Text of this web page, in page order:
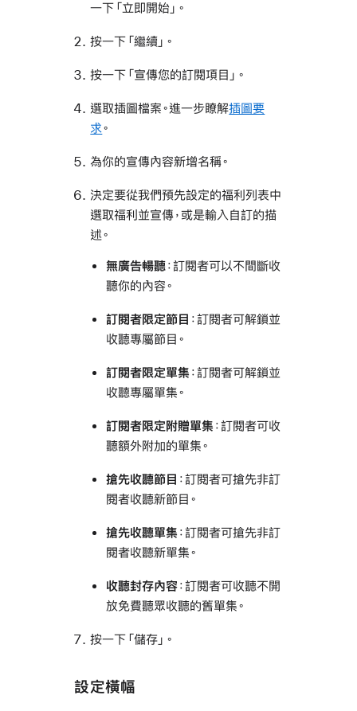
一下「立即開始」。
按一下「繼續」。
按一下「宣傳您的訂閱項目」。
選取插圖檔案。進一步瞭解插圖要
求。
為你的宣傳內容新增名稱。
決定要從我們預先設定的福利列表中
選取福利並宣傳，或是輸入自訂的描
述。
無廣告暢聽：訂閱者可以不間斷收
聽你的內容。
訂閱者限定節目 ：訂閱者可解鎖並
收聽專屬節目。
訂閱者限定單集：訂閱者可解鎖並
收聽專屬單集。
訂閱者限定附贈單集：訂閱者可收
聽額外附加的單集。
搶先收聽節目 ：訂閱者可搶先非訂
閱者收聽新節目。
搶先收聽單集：訂閱者可搶先非訂
閱者收聽新單集。
收聽封存內容：訂閱者可收聽不開
放免費聽眾收聽的舊單集。
按一下「儲存」。
設定橫幅